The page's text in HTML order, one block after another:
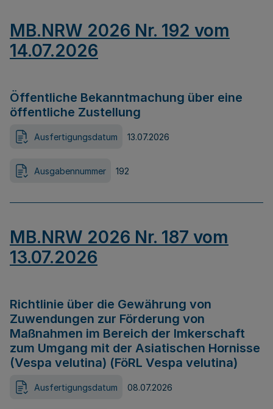
MB.NRW 2026 Nr. 192 vom
14.07.2026
Öffentliche Bekanntmachung über eine
öffentliche Zustellung
Ausfertigungsdatum 13.07.2026
Ausgabennummer 192
MB.NRW 2026 Nr. 187 vom
13.07.2026
Richtlinie über die Gewährung von
Zuwendungen zur Förderung von
Maßnahmen im Bereich der Imkerschaft
zum Umgang mit der Asiatischen Hornisse
(Vespa velutina) (FöRL Vespa velutina)
Ausfertigungsdatum 08.07.2026